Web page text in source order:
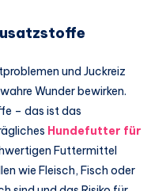
und Juckreiz
Wunder bewirken.
– das ist das
Hundefutter für
Futtermittel
wie Fleisch, Fisch oder